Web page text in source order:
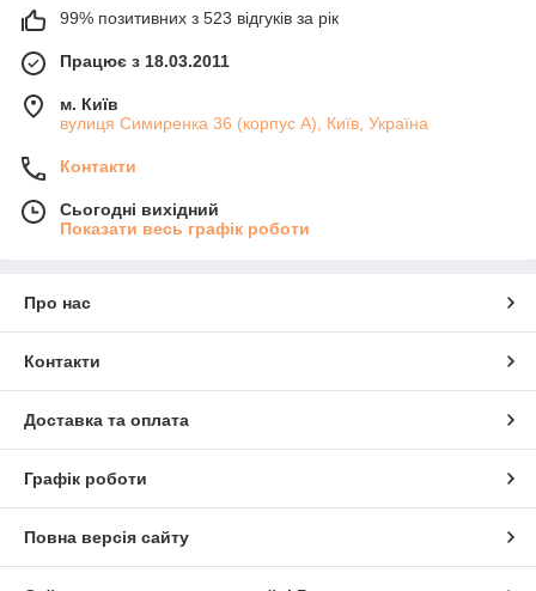
99% позитивних з 523 відгуків за рік
Працює з 18.03.2011
м. Київ
вулиця Симиренка 36 (корпус А), Київ, Україна
Контакти
Сьогодні вихідний
Показати весь графік роботи
Про нас
Контакти
Доставка та оплата
Графік роботи
Повна версія сайту